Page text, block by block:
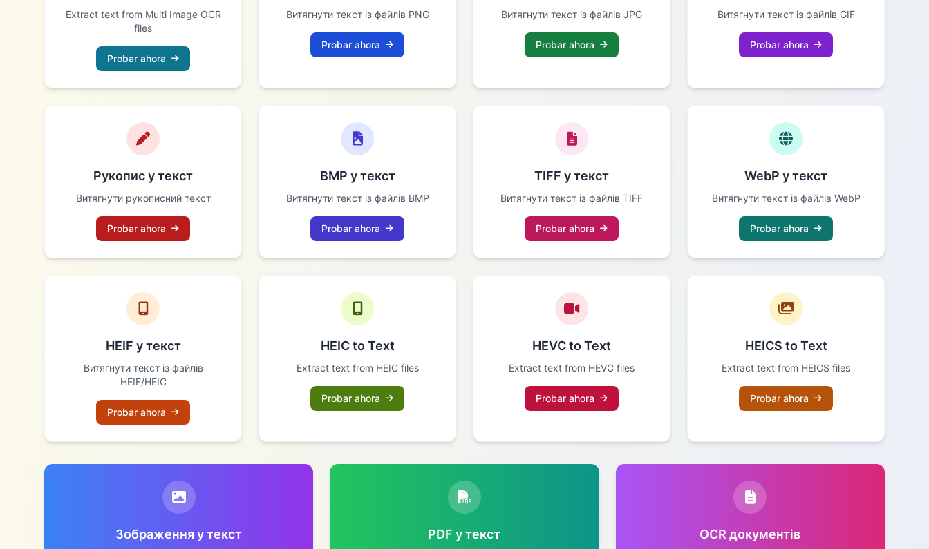
Extract text from Multi Image OCR
files
Probar ahora
Витягнути текст із файлів PNG
Probar ahora
Витягнути текст із файлів JPG
Probar ahora
Витягнути текст із файлів GIF
Probar ahora
Рукопис у текст
Витягнути рукописний текст
Probar ahora
BMP у текст
Витягнути текст із файлів BMP
Probar ahora
TIFF у текст
Витягнути текст із файлів TIFF
Probar ahora
WebP у текст
Витягнути текст із файлів WebP
Probar ahora
HEIF у текст
Витягнути текст із файлів
HEIF/HEIC
Probar ahora
HEIC to Text
Extract text from HEIC files
Probar ahora
HEVC to Text
Extract text from HEVC files
Probar ahora
HEICS to Text
Extract text from HEICS files
Probar ahora
Зображення у текст PDF у текст OCR документів